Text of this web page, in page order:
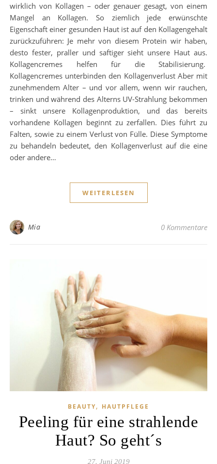
wirklich von Kollagen – oder genauer gesagt, von einem
Mangel an Kollagen. So ziemlich jede erwünschte
Eigenschaft einer gesunden Haut ist auf den Kollagengehalt
zurückzuführen: Je mehr von diesem Protein wir haben,
desto fester, praller und saftiger sieht unsere Haut aus.
Kollagencremes helfen für die Stabilisierung.
Kollagencremes unterbinden den Kollagenverlust Aber mit
zunehmendem Alter – und vor allem, wenn wir rauchen,
trinken und während des Alterns UV-Strahlung bekommen
– sinkt unsere Kollagenproduktion, und das bereits
vorhandene Kollagen beginnt zu zerfallen. Dies führt zu
Falten, sowie zu einem Verlust von Fülle. Diese Symptome
zu behandeln bedeutet, den Kollagenverlust auf die eine
oder andere…
WEITERLESEN
Mia 0 Kommentare
BEAUTY, HAUTPFLEGE
Peeling für eine strahlende
Haut? So geht´s
27. Juni 2019